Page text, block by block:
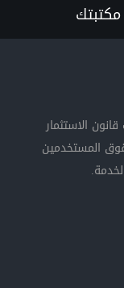
الاستثمار
لحماية حقوق المستخدمين